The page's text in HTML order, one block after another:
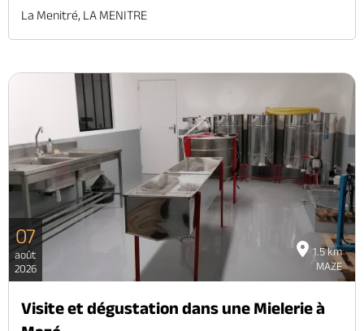
La Menitré, LA MENITRE
1.5 km
MAZE
07
août
2026
Visite et dégustation dans une Mielerie à